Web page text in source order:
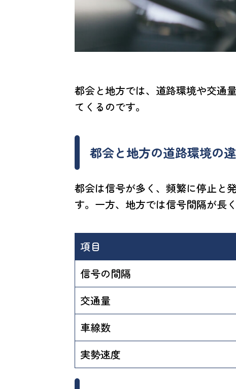
都会と地方では、道路環境や交通
てくるのです。
都会と地方の道路環境の
都会は信号が多く、頻繁に停止と
す。一方、地方では信号間隔が長
項目
信号の間隔
交通量
車線数
実勢速度